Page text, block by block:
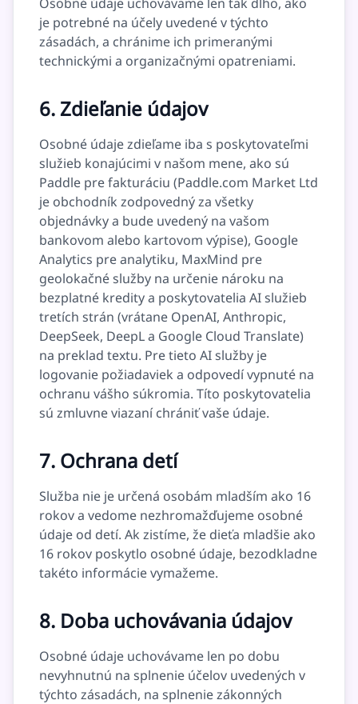
je potrebné na účely uvedené v týchto
zásadách, a chránime ich primeranými
technickými a organizačnými opatreniami.
6. Zdieľanie údajov
Osobné údaje zdieľame iba s poskytovateľmi
služieb konajúcimi v našom mene, ako sú
Paddle pre fakturáciu (Paddle.com Market Ltd
je obchodník zodpovedný za všetky
objednávky a bude uvedený na vašom
bankovom alebo kartovom výpise), Google
Analytics pre analytiku, MaxMind pre
geolokačné služby na určenie nároku na
bezplatné kredity a poskytovatelia AI služieb
tretích strán (vrátane OpenAI, Anthropic,
DeepSeek, DeepL a Google Cloud Translate)
na preklad textu. Pre tieto AI služby je
logovanie požiadaviek a odpovedí vypnuté na
ochranu vášho súkromia. Títo poskytovatelia
sú zmluvne viazaní chrániť vaše údaje.
7. Ochrana detí
Služba nie je určená osobám mladším ako 16
rokov a vedome nezhromažďujeme osobné
údaje od detí. Ak zistíme, že dieťa mladšie ako
16 rokov poskytlo osobné údaje, bezodkladne
takéto informácie vymažeme.
8. Doba uchovávania údajov
Osobné údaje uchovávame len po dobu
nevyhnutnú na splnenie účelov uvedených v
týchto zásadách, na splnenie zákonných